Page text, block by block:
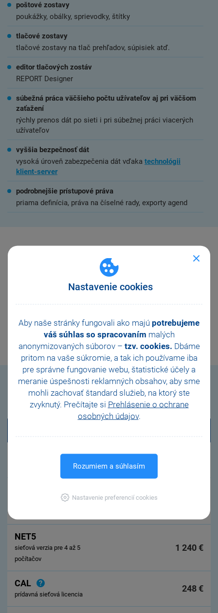
Nastavenie cookies
Aby naše stránky fungovali ako majú potrebujeme
váš súhlas so spracovaním malých
anonymizovaných súborov – tzv. cookies. Dbáme
pritom na vaše súkromie, a tak ich používame iba
pre správne fungovanie webu, štatistické účely a
meranie úspešnosti reklamných obsahov, aby sme
mohli zachovať štandard služieb, na ktorý ste
zvyknutý. Prečítajte si Prehlásenie o ochrane
osobných údajov.
Rozumiem a súhlasím
Nastavenie preferencií cookies
poštové zostavy
poukážky, obálky, sprievodky, štítky
tlačové zostavy
tlačové zostavy na tlač prehľadov, súpisiek atď.
editor tlačových zostáv
REPORT Designer
súbežná práca väčšieho počtu užívateľov aj pri väčšom
zaťažení
rýchly prenos dát po sieti i pri súbežnej práci viacerých
užívateľov
vyššia bezpečnosť dát
vysoká úroveň zabezpečenia dát vďaka technológii
klient-server
podrobnejšie prístupové práva
priama definícia, práva na číselné rady, exporty agend
Pozrite sa, aké iné varianty obsahujú
podvojné, či jednoduché účtovníctvo, knihu
POROVNANIE VARIANTOV
Cenník
sieťová verzia pre 2 až 3
NET5
sieťová verzia pre 4 až 5
počítačov
1 240 €
CAL
prídavná sieťová licencia
248 €